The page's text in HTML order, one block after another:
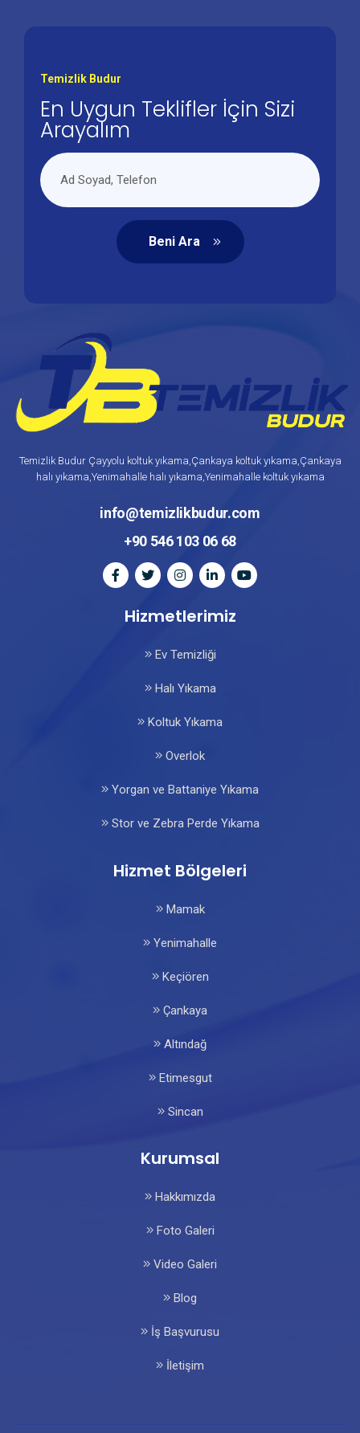
Temizlik Budur
En Uygun Teklifler İçin Sizi
Arayalım
Beni Ara
Temizlik Budur Çayyolu koltuk yıkama,Çankaya koltuk yıkama,Çankaya
halı yıkama,Yenimahalle halı yıkama,Yenimahalle koltuk yıkama
info@temizlikbudur.com
+90 546 103 06 68
Hizmetlerimiz
Ev Temizliği
Halı Yıkama
Koltuk Yıkama
Overlok
Yorgan ve Battaniye Yıkama
Stor ve Zebra Perde Yıkama
Hizmet Bölgeleri
Mamak
Yenimahalle
Keçiören
Çankaya
Altındağ
Etimesgut
Sincan
Kurumsal
Hakkımızda
Foto Galeri
Video Galeri
Blog
İş Başvurusu
İletişim